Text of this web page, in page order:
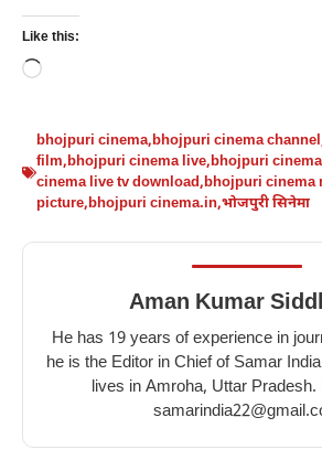
Like this:
Loading…
bhojpuri cinema,bhojpuri cinema channel
film,bhojpuri cinema live,bhojpuri
cinema live tv download,bhojpuri cinema
picture,bhojpuri cinema.in,भोजपुरी सिनेमा
Aman Kumar
He has 19 years of experience in
he is the Editor in Chief of Samar
lives in Amroha, Uttar